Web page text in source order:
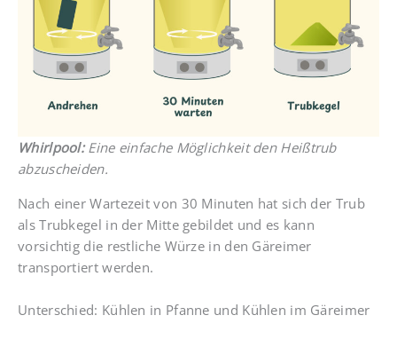
Whirlpool:Eine einfache Möglichkeit den Heißtrub
abzuscheiden.
Nach einer Wartezeit von 30 Minuten hat sich der Trub
als Trubkegel in der Mitte gebildet und es kann
vorsichtig die restliche Würze in den Gäreimer
transportiert werden.
Unterschied: Kühlen in Pfanne und Kühlen im Gäreimer